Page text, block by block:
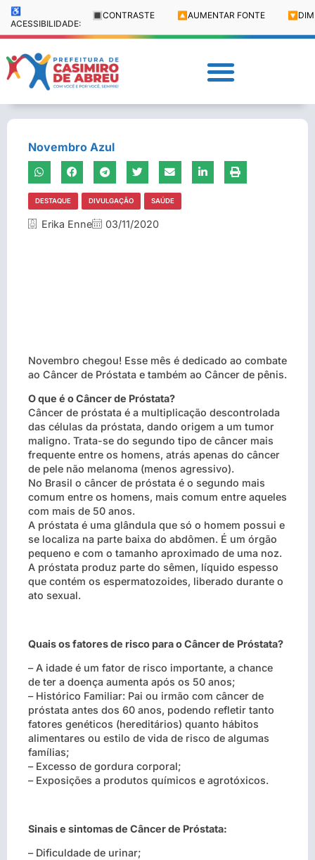
♿
ACESSIBILIDADE:
🔳 CONTRASTE 🔼 AUMENTAR FONTE 🔽
Novembro Azul
DESTAQUE DIVULGAÇÃO SAÚDE
Erika Enne 03/11/2020
Novembro chegou! Esse mês é dedicado ao combate
ao Câncer de Próstata e também ao Câncer de pênis.
O que é o Câncer de Próstata?
Câncer de próstata é a multiplicação descontrolada
das células da próstata, dando origem a um tumor
maligno. Trata-se do segundo tipo de câncer mais
frequente entre os homens, atrás apenas do câncer
de pele não melanoma (menos agressivo).
No Brasil o câncer de próstata é o segundo mais
comum entre os homens, mais comum entre aqueles
com mais de 50 anos.
A próstata é uma glândula que só o homem possui e
se localiza na parte baixa do abdômen. É um órgão
pequeno e com o tamanho aproximado de uma noz.
A próstata produz parte do sêmen, líquido espesso
que contém os espermatozoides, liberado durante o
ato sexual.
Quais os fatores de risco para o Câncer de Próstata?
– A idade é um fator de risco importante, a chance
de ter a doença aumenta após os 50 anos;
– Histórico Familiar: Pai ou irmão com câncer de
próstata antes dos 60 anos, podendo refletir tanto
fatores genéticos (hereditários) quanto hábitos
alimentares ou estilo de vida de risco de algumas
famílias;
– Excesso de gordura corporal;
– Exposições a produtos químicos e agrotóxicos.
Sinais e sintomas de Câncer de Próstata:
– Dificuldade de urinar;